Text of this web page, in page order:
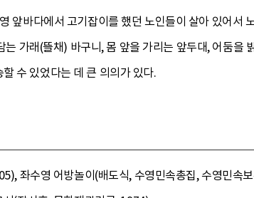
앞바다에서 고기잡이를 했던 노인들이 살아 있어서
가래(뜰채) 바구니, 몸 앞을 가리는 앞두대, 어둠을
수 있었다는 데 큰 의의가 있다.
좌수영 어방놀이(배도식, 수영민속총집, 수영민속